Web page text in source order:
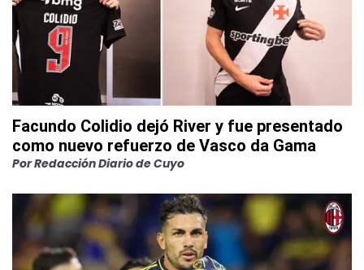
Facundo Colidio dejó River y fue presentado
como nuevo refuerzo de Vasco da Gama
PorRedacción Diario de Cuyo